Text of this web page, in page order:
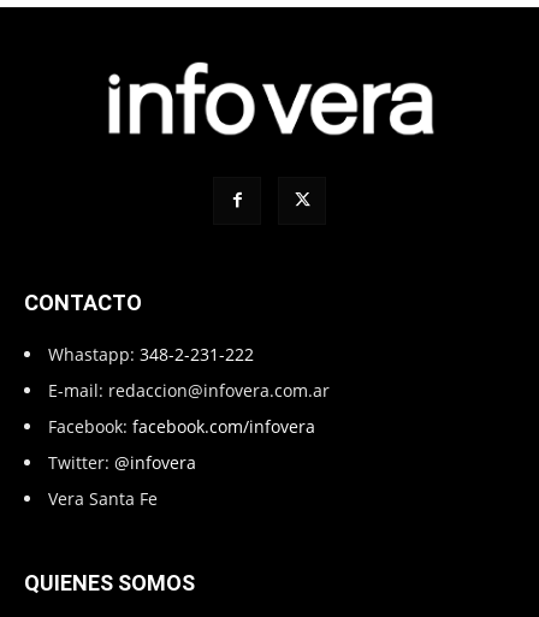
CONTACTO
Whastapp: 348-2-231-222
E-mail: redaccion@infovera.com.ar
Facebook: facebook.com/infovera
Twitter: @infovera
Vera Santa Fe
QUIENES SOMOS